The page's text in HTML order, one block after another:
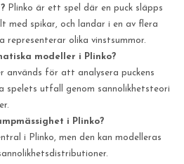
Plinko är ett spel där en puck släpps
med spikar, och landar i en av flera
representerar olika vinstsummor.
modeller i Plinko?
används för att analysera puckens
spelets utfall genom sannolikhetsteori
i Plinko?
i Plinko, men den kan modelleras